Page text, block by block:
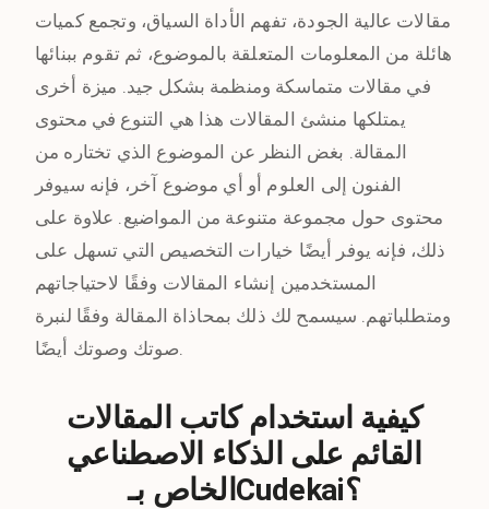
مقالات عالية الجودة، تفهم الأداة السياق، وتجمع كميات
هائلة من المعلومات المتعلقة بالموضوع، ثم تقوم ببنائها
في مقالات متماسكة ومنظمة بشكل جيد. ميزة أخرى
يمتلكها منشئ المقالات هذا هي التنوع في محتوى
المقالة. بغض النظر عن الموضوع الذي تختاره من
الفنون إلى العلوم أو أي موضوع آخر، فإنه سيوفر
محتوى حول مجموعة متنوعة من المواضيع. علاوة على
ذلك، فإنه يوفر أيضًا خيارات التخصيص التي تسهل على
المستخدمين إنشاء المقالات وفقًا لاحتياجاتهم
ومتطلباتهم. سيسمح لك ذلك بمحاذاة المقالة وفقًا لنبرة
صوتك وصوتك أيضًا.
كيفية استخدام كاتب المقالات
القائم على الذكاء الاصطناعي
الخاص بـCudekai؟